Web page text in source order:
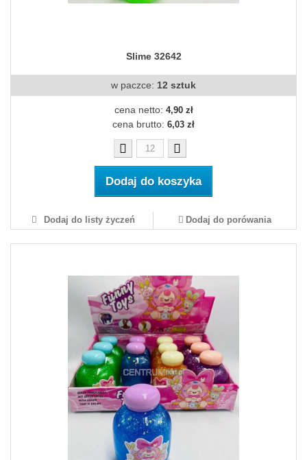
Slime 32642
w paczce: 12 sztuk
cena netto: 4,90 zł
cena brutto: 6,03 zł
Dodaj do koszyka
Dodaj do listy życzeń Dodaj do porówania